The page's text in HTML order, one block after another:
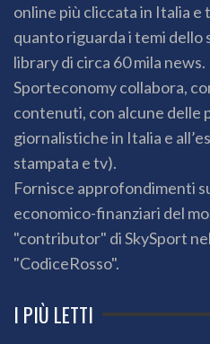
online più cliccata in Italia e
quanto riguarda i temi dello
library di circa 60 mila news.
Sporteconomy collabora,
contenuti, con alcune delle
giornalistiche in Italia e
stampata e tv).
Fornisce approfondimenti
economico-finanziari del
"contributor" di SkySport
"CodiceRosso".
I PIÙ LETTI